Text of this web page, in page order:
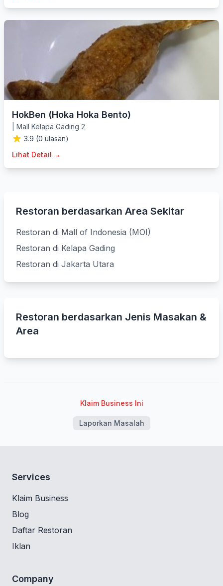
HokBen (Hoka Hoka Bento)
Mall Kelapa Gading 2
3.9 (0 ulasan)
Lihat Detail →
Restoran berdasarkan Area Sekitar
Restoran di Mall of Indonesia (MOI)
Restoran di Kelapa Gading
Restoran di Jakarta Utara
Restoran berdasarkan Jenis Masakan &
Area
Klaim Business Ini
Laporkan Masalah
Services
Klaim Business
Blog
Daftar Restoran
Iklan
Company